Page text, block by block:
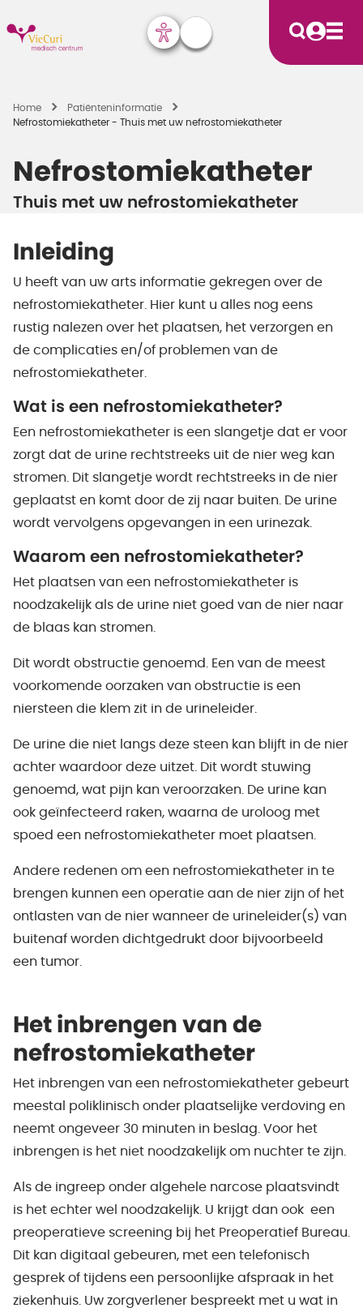
Home
Patiënten­informatie
Nefrostomiekatheter - Thuis met uw nefrostomiekatheter
Nefrostomiekatheter
Thuis met uw nefrostomiekatheter
Inleiding
U heeft van uw arts informatie gekregen over de
nefrostomiekatheter. Hier kunt u alles nog eens
rustig nalezen over het plaatsen, het verzorgen en
de complicaties en/of problemen van de
nefrostomiekatheter.
Wat is een nefrostomiekatheter?
Een nefrostomiekatheter is een slangetje dat er voor
zorgt dat de urine rechtstreeks uit de nier weg kan
stromen. Dit slangetje wordt rechtstreeks in de nier
geplaatst en komt door de zij naar buiten. De urine
wordt vervolgens opgevangen in een urinezak.
Waarom een nefrostomiekatheter?
Het plaatsen van een nefrostomiekatheter is
noodzakelijk als de urine niet goed van de nier naar
de blaas kan stromen.
Dit wordt obstructie genoemd. Een van de meest
voorkomende oorzaken van obstructie is een
niersteen die klem zit in de urineleider.
De urine die niet langs deze steen kan blijft in de nier
achter waardoor deze uitzet. Dit wordt stuwing
genoemd, wat pijn kan veroorzaken. De urine kan
ook geïnfecteerd raken, waarna de uroloog met
spoed een nefrostomiekatheter moet plaatsen.
Andere redenen om een nefrostomiekatheter in te
brengen kunnen een operatie aan de nier zijn of het
ontlasten van de nier wanneer de urineleider(s) van
buitenaf worden dichtgedrukt door bijvoorbeeld
een tumor.
Het inbrengen van de
nefrostomiekatheter
Het inbrengen van een nefrostomiekatheter gebeurt
meestal poliklinisch onder plaatselijke verdoving en
neemt ongeveer 30 minuten in beslag. Voor het
inbrengen is het niet noodzakelijk om nuchter te zijn.
Als de ingreep onder algehele narcose plaatsvindt
is het echter wel noodzakelijk. U krijgt dan ook een
preoperatieve screening bij het Preoperatief Bureau.
Dit kan digitaal gebeuren, met een telefonisch
gesprek of tijdens een persoonlijke afspraak in het
ziekenhuis. Uw zorgverlener bespreekt met u wat in